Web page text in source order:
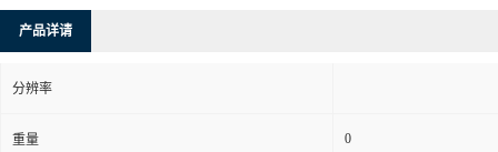
产品详请
分辨率
重量 0